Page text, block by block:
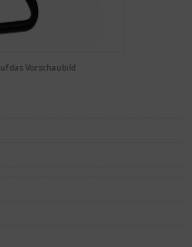
das Vorschaubild